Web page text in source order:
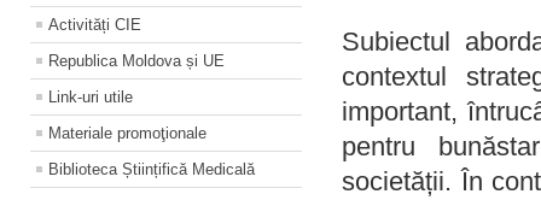
Activități CIE
Republica Moldova și UE
Link-uri utile
Materiale promoţionale
Biblioteca Științifică Medicală
Subiectul
contextul
important,
pentru
societății. În